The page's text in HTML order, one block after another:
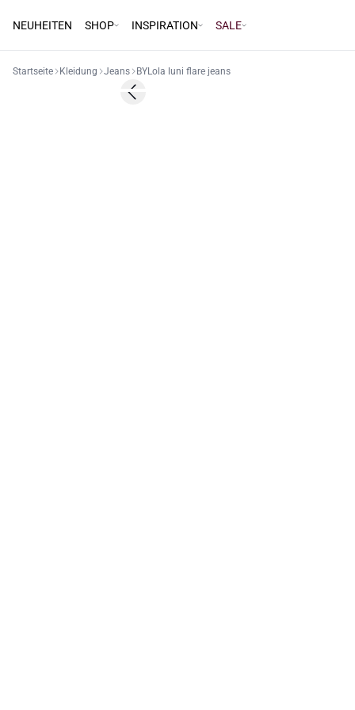
NEUHEITEN SHOP INSPIRATION SALE
Startseite Kleidung Jeans BYLola luni flare jeans
Previous slide